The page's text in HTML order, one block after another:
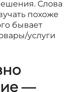
Слова
похоже
бывает
услуги
—